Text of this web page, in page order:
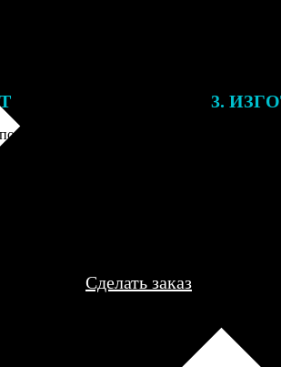
заказа к печати
могут связаться с Вами
телефону или email для
деталей.
3.
Оплатите
оплаты
Сделать заказ